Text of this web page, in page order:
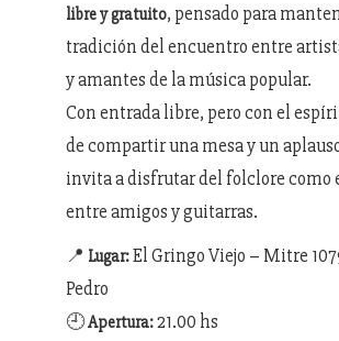
libre y gratuito, pensado para
tradición del encuentro entre
y amantes de la música popular.
Con entrada libre, pero con el
de compartir una mesa y un
invita a disfrutar del folclore como
entre amigos y guitarras.
📍 Lugar:El Gringo Viejo – Mitre
Pedro
🕘Apertura:21.00 hs